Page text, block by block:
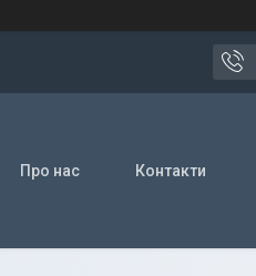
Про нас Контакти